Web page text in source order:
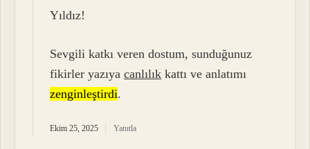
Yıldız!
Sevgili katkı veren dostum, sunduğunuz
fikirler yazıyacanlılık kattı ve anlatımı
zenginleştirdi.
Ekim 25, 2025 Yanıtla